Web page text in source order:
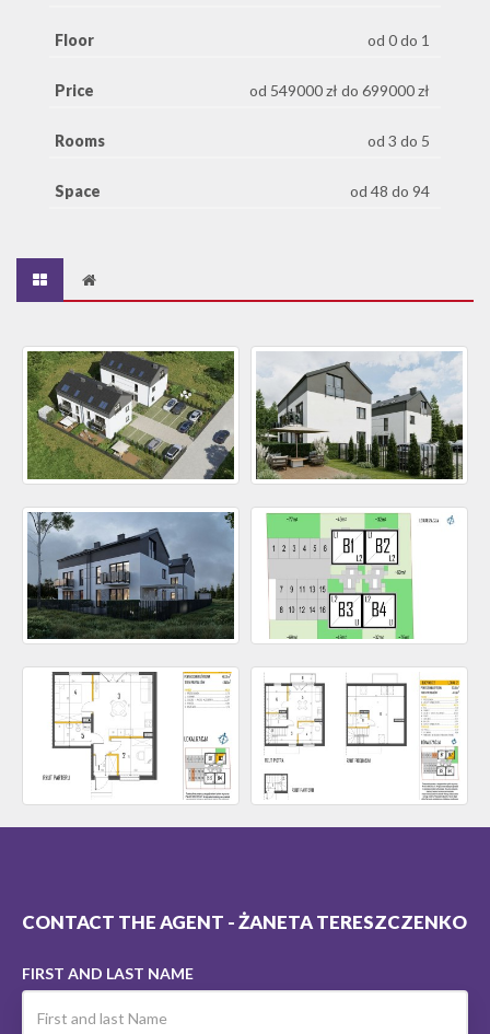
Floor od 0 do 1
Price od 549000 zł do 699000 zł
Rooms od 3 do 5
Space od 48 do 94
CONTACT THE AGENT - ŻANETA TERESZCZENKO
FIRST AND LAST NAME